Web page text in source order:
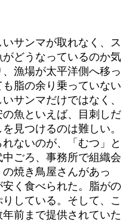
サンマが取れなく、ス
どうなっているのか気
漁場が太平洋側へ移っ
脂の余り乗っていない
サンマだけではなく、
魚といえば、目刺しだ
見つけるのは難しい。
ないのが、「むつ」と
ごろ、事務所で組織会
焼き鳥屋さんがあっ
く食べられた。脂がの
している。そして、こ
前まで提供されていた